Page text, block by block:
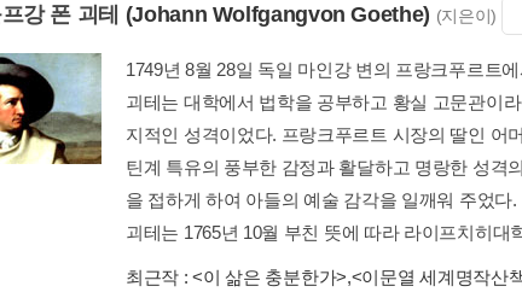
강 폰 괴테 (Johann Wolfgangvon Goethe) (지은이)
1749년 8월 28일 독일 마인강 변의 프랑크푸르트
괴테는 대학에서 법학을 공부하고 황실 고문관이
지적인 성격이었다. 프랑크푸르트 시장의 딸인 어
틴계 특유의 풍부한 감정과 활달하고 명랑한 성격
을 접하게 하여 아들의 예술 감각을 일깨워 주었다.
괴테는 1765년 10월 부친 뜻에 따라 라이프치히대
최근작 :<이 삶은 충분한가>,<이문열 세계명작산